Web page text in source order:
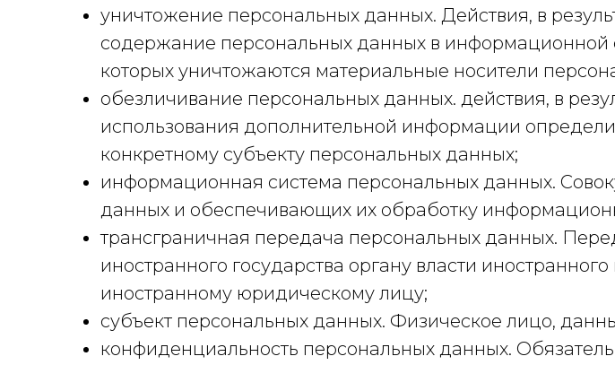
уничтожение персональных данных. Действия, в
содержание персональных данных в информационной
которых уничтожаются материальные носители
обезличивание персональных данных. действия, в
использования дополнительной информации
конкретному субъекту персональных данных;
информационная система персональных данных.
данных и обеспечивающих их обработку
трансграничная передача персональных данных.
иностранного государства органу власти
иностранному юридическому лицу;
субъект персональных данных. Физическое лицо,
конфиденциальность персональных данных.